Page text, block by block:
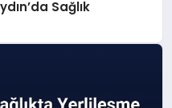
Sağlık